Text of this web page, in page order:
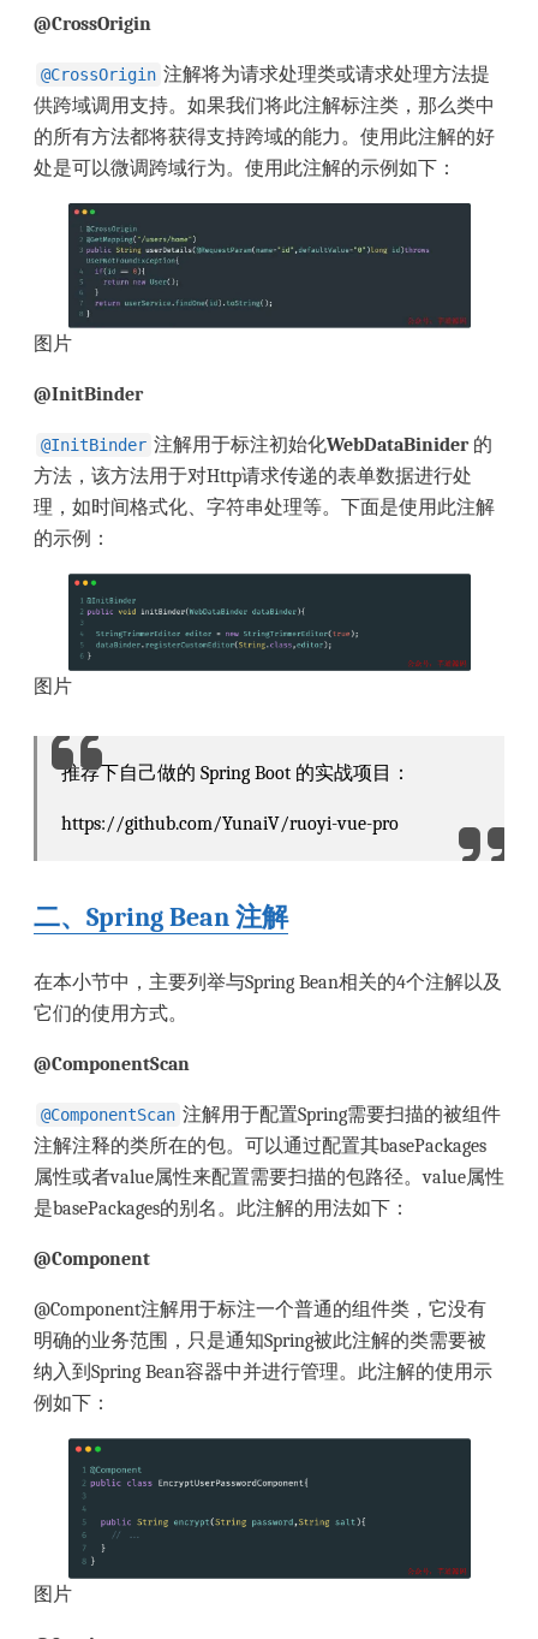
@CrossOrigin
@CrossOrigin 注解将为请求处理类或请求处理方法提
供跨域调用支持。如果我们将此注解标注类，那么类中
的所有方法都将获得支持跨域的能力。使用此注解的好
处是可以微调跨域行为。使用此注解的示例如下：
图片
@InitBinder
@InitBinder 注解用于标注初始化WebDataBinider 的
方法，该方法用于对Http请求传递的表单数据进行处
理，如时间格式化、字符串处理等。下面是使用此注解
的示例：
图片
推荐下自己做的 Spring Boot 的实战项目：
https://github.com/YunaiV/ruoyi-vue-pro
二、Spring Bean 注解
在本小节中，主要列举与Spring Bean相关的4个注解以及
它们的使用方式。
@ComponentScan
@ComponentScan 注解用于配置Spring需要扫描的被组件
注解注释的类所在的包。可以通过配置其basePackages
属性或者value属性来配置需要扫描的包路径。value属性
是basePackages的别名。此注解的用法如下：
@Component
@Component注解用于标注一个普通的组件类，它没有
明确的业务范围，只是通知Spring被此注解的类需要被
纳入到Spring Bean容器中并进行管理。此注解的使用示
例如下：
图片